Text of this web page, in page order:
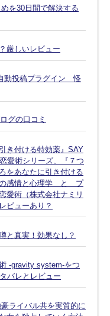
を30日間で解決する
厳しいレビュー
動投稿プラグイン 怪
グの口コミ
き付ける特効薬』SAY
愛術シリーズ、『７つ
をあなたに引き付ける
の感情と心理学 と プ
愛術（株式会社ナミリ
ビューあり？
と真実！効果なし？
-gravity system-をつ
バレとレビュー
ライバル共を実質的に